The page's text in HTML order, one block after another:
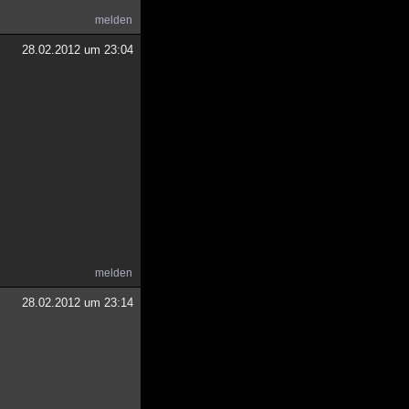
melden
28.02.2012 um 23:04
melden
28.02.2012 um 23:14